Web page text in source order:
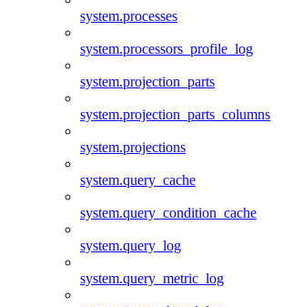
system.processes
system.processors_profile_log
system.projection_parts
system.projection_parts_columns
system.projections
system.query_cache
system.query_condition_cache
system.query_log
system.query_metric_log